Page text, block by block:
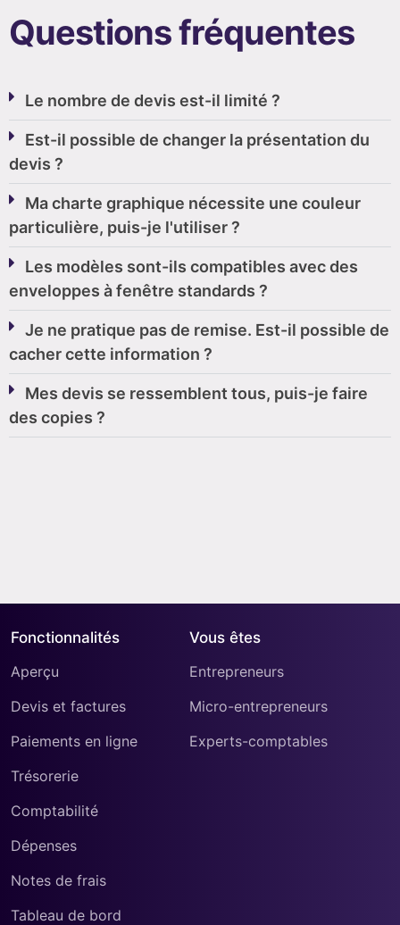
Questions fréquentes
Le nombre de devis est-il limité ?
Est-il possible de changer la présentation du
devis ?
Ma charte graphique nécessite une couleur
particulière, puis-je l'utiliser ?
Les modèles sont-ils compatibles avec des
enveloppes à fenêtre standards ?
Je ne pratique pas de remise. Est-il possible de
cacher cette information ?
Mes devis se ressemblent tous, puis-je faire
des copies ?
Fonctionnalités
Aperçu
Devis et factures
Paiements en ligne
Trésorerie
Comptabilité
Dépenses
Notes de frais
Tableau de bord
Vous êtes
Entrepreneurs
Micro-entrepreneurs
Experts-comptables